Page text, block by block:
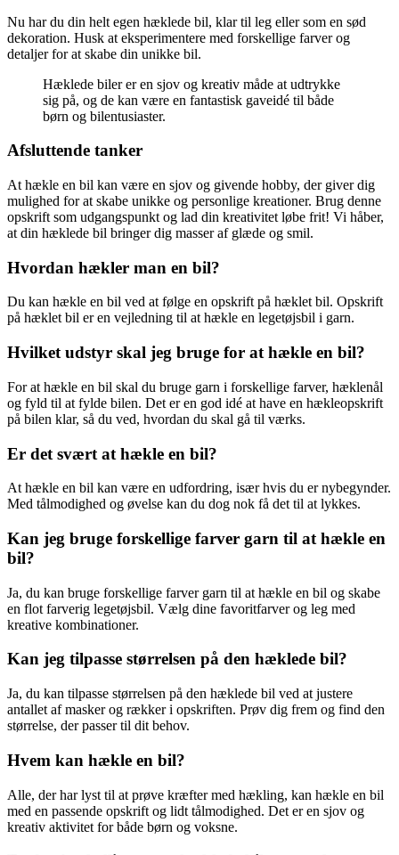
Nu har du din helt egen hæklede bil, klar til leg eller som en sød
dekoration. Husk at eksperimentere med forskellige farver og
detaljer for at skabe din unikke bil.
Hæklede biler er en sjov og kreativ måde at udtrykke
sig på, og de kan være en fantastisk gaveidé til både
børn og bilentusiaster.
Afsluttende tanker
At hækle en bil kan være en sjov og givende hobby, der giver dig
mulighed for at skabe unikke og personlige kreationer. Brug denne
opskrift som udgangspunkt og lad din kreativitet løbe frit! Vi håber,
at din hæklede bil bringer dig masser af glæde og smil.
Hvordan hækler man en bil?
Du kan hækle en bil ved at følge en opskrift på hæklet bil. Opskrift
på hæklet bil er en vejledning til at hækle en legetøjsbil i garn.
Hvilket udstyr skal jeg bruge for at hækle en bil?
For at hækle en bil skal du bruge garn i forskellige farver, hæklenål
og fyld til at fylde bilen. Det er en god idé at have en hækleopskrift
på bilen klar, så du ved, hvordan du skal gå til værks.
Er det svært at hækle en bil?
At hækle en bil kan være en udfordring, især hvis du er nybegynder.
Med tålmodighed og øvelse kan du dog nok få det til at lykkes.
Kan jeg bruge forskellige farver garn til at hækle en
bil?
Ja, du kan bruge forskellige farver garn til at hækle en bil og skabe
en flot farverig legetøjsbil. Vælg dine favoritfarver og leg med
kreative kombinationer.
Kan jeg tilpasse størrelsen på den hæklede bil?
Ja, du kan tilpasse størrelsen på den hæklede bil ved at justere
antallet af masker og rækker i opskriften. Prøv dig frem og find den
størrelse, der passer til dit behov.
Hvem kan hækle en bil?
Alle, der har lyst til at prøve kræfter med hækling, kan hækle en bil
med en passende opskrift og lidt tålmodighed. Det er en sjov og
kreativ aktivitet for både børn og voksne.